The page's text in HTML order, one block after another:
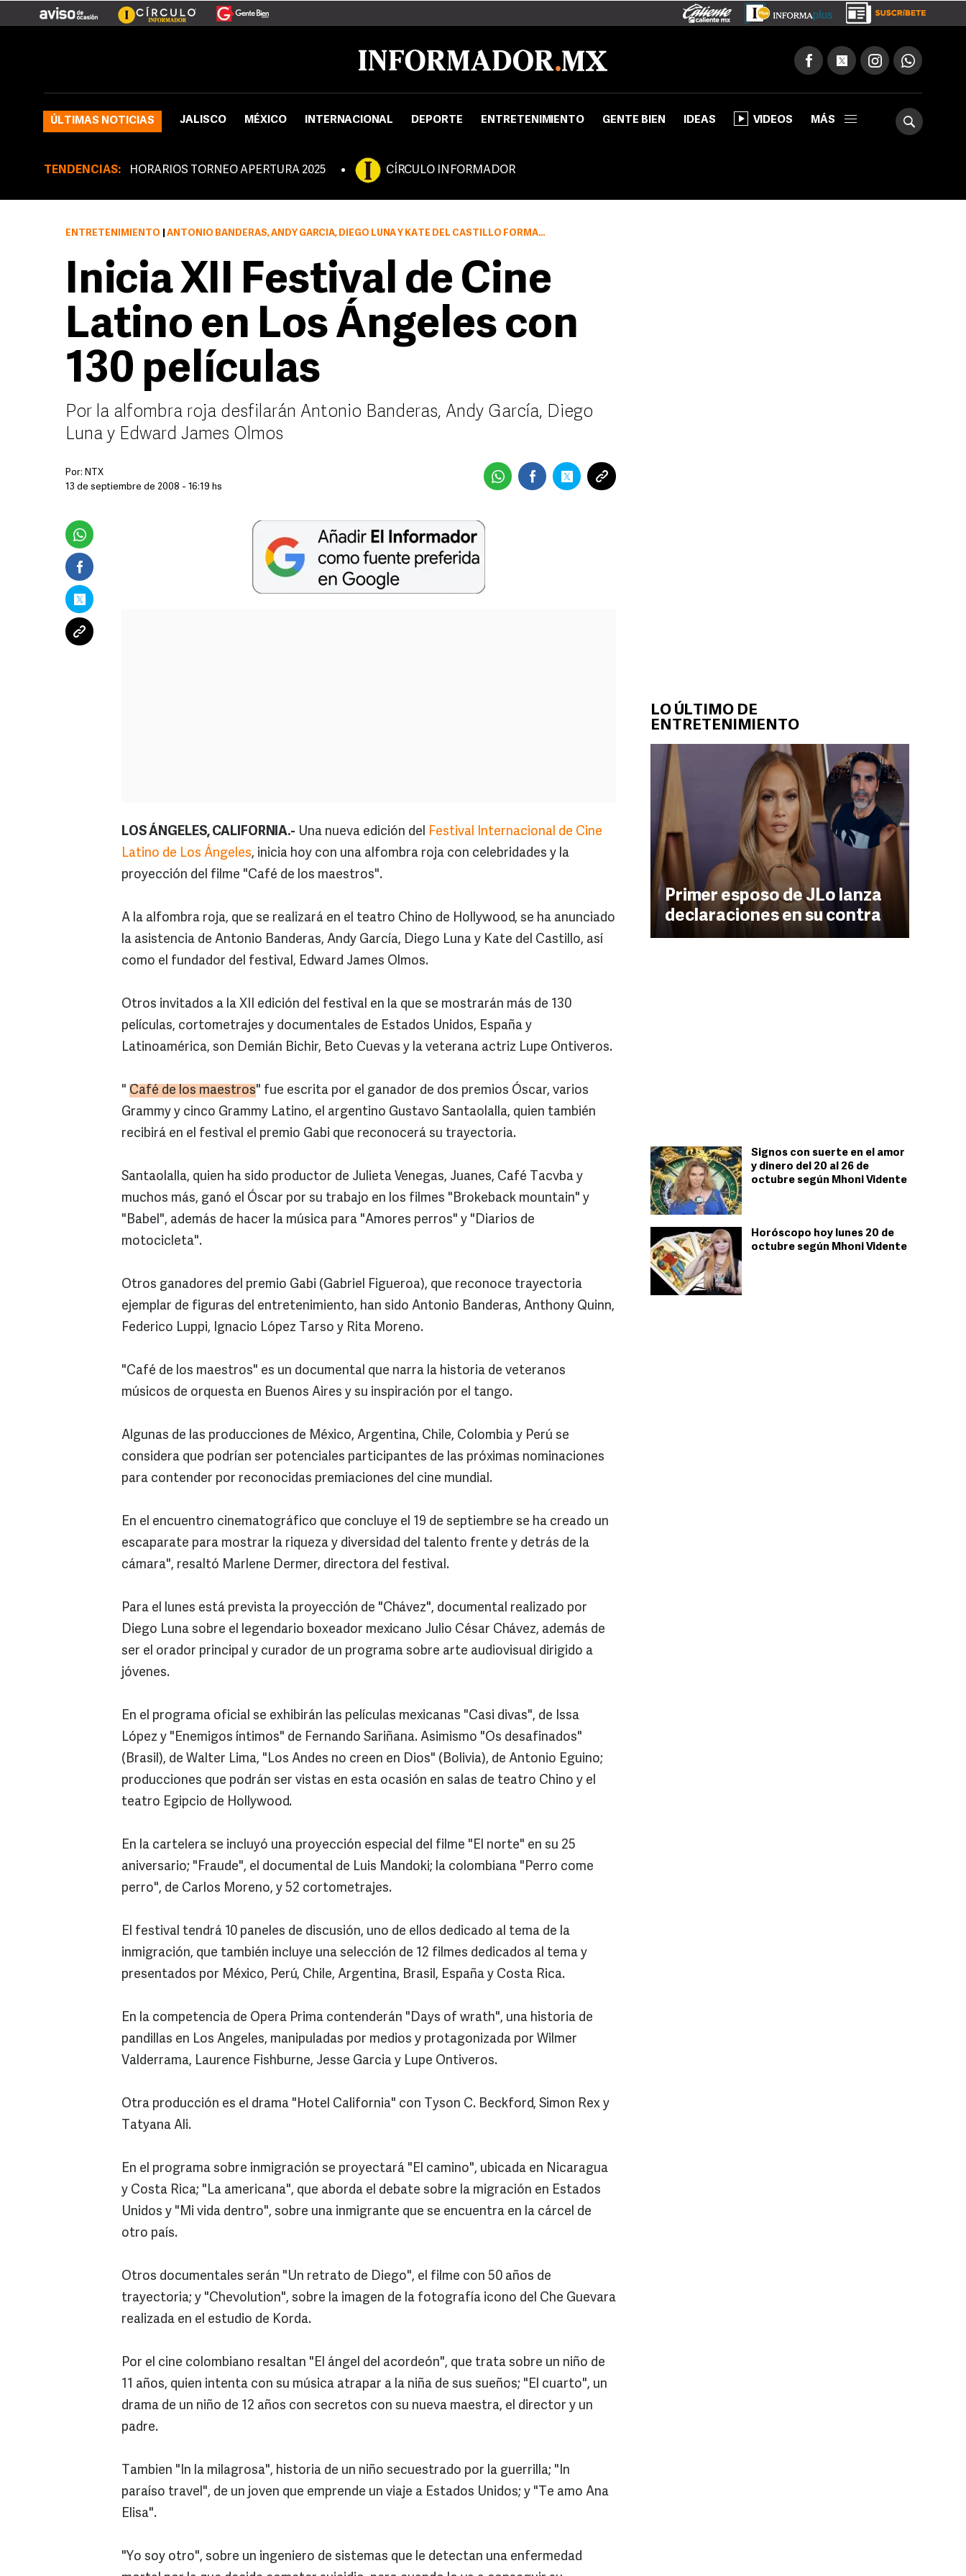
ÚLTIMAS NOTICIAS JALISCO MÉXICO INTERNACIONAL DEPORTE ENTRETENIMIENTO GENTE BIEN IDEAS VIDEOS MÁS
TENDENCIAS: HORARIOS TORNEO APERTURA 2025 CÍRCULO INFORMADOR
LO ÚLTIMO DE
ENTRETENIMIENTO
Primer esposo de JLo lanza
declaraciones en su contra
Signos con suerte en el amor
y dinero del 20 al 26 de
octubre según Mhoni Vidente
Horóscopo hoy lunes 20 de
octubre según Mhoni Vidente
ENTRETENIMIENTO ANTONIO BANDERAS, ANDY GARCÍA, DIEGO LUNA Y KATE DEL CASTILLO FORMARÁN PARTE DEL ELENCO
Inicia XII Festival de Cine
Latino en Los Ángeles con
130 películas
Por la alfombra roja desfilarán Antonio Banderas, Andy García, Diego
Luna y Edward James Olmos
Por: NTX
13 de septiembre de 2008 - 16:19 hs
LOS ÁNGELES, CALIFORNIA.- Una nueva edición del Festival Internacional de Cine
Latino de Los Ángeles, inicia hoy con una alfombra roja con celebridades y la
proyección del filme "Café de los maestros".
A la alfombra roja, que se realizará en el teatro Chino de Hollywood, se ha anunciado
la asistencia de Antonio Banderas, Andy García, Diego Luna y Kate del Castillo, así
como el fundador del festival, Edward James Olmos.
Otros invitados a la XII edición del festival en la que se mostrarán más de 130
películas, cortometrajes y documentales de Estados Unidos, España y
Latinoamérica, son Demián Bichir, Beto Cuevas y la veterana actriz Lupe Ontiveros.
" Café de los maestros" fue escrita por el ganador de dos premios Óscar, varios
Grammy y cinco Grammy Latino, el argentino Gustavo Santaolalla, quien también
recibirá en el festival el premio Gabi que reconocerá su trayectoria.
Santaolalla, quien ha sido productor de Julieta Venegas, Juanes, Café Tacvba y
muchos más, ganó el Óscar por su trabajo en los filmes "Brokeback mountain" y
"Babel", además de hacer la música para "Amores perros" y "Diarios de
motocicleta".
Otros ganadores del premio Gabi (Gabriel Figueroa), que reconoce trayectoria
ejemplar de figuras del entretenimiento, han sido Antonio Banderas, Anthony Quinn,
Federico Luppi, Ignacio López Tarso y Rita Moreno.
"Café de los maestros" es un documental que narra la historia de veteranos
músicos de orquesta en Buenos Aires y su inspiración por el tango.
Algunas de las producciones de México, Argentina, Chile, Colombia y Perú se
considera que podrían ser potenciales participantes de las próximas nominaciones
para contender por reconocidas premiaciones del cine mundial.
En el encuentro cinematográfico que concluye el 19 de septiembre se ha creado un
escaparate para mostrar la riqueza y diversidad del talento frente y detrás de la
cámara", resaltó Marlene Dermer, directora del festival.
Para el lunes está prevista la proyección de "Chávez", documental realizado por
Diego Luna sobre el legendario boxeador mexicano Julio César Chávez, además de
ser el orador principal y curador de un programa sobre arte audiovisual dirigido a
jóvenes.
En el programa oficial se exhibirán las películas mexicanas "Casi divas", de Issa
López y "Enemigos íntimos" de Fernando Sariñana. Asimismo "Os desafinados"
(Brasil), de Walter Lima, "Los Andes no creen en Dios" (Bolivia), de Antonio Eguino;
producciones que podrán ser vistas en esta ocasión en salas de teatro Chino y el
teatro Egipcio de Hollywood.
En la cartelera se incluyó una proyección especial del filme "El norte" en su 25
aniversario; "Fraude", el documental de Luis Mandoki; la colombiana "Perro come
perro", de Carlos Moreno, y 52 cortometrajes.
El festival tendrá 10 paneles de discusión, uno de ellos dedicado al tema de la
inmigración, que también incluye una selección de 12 filmes dedicados al tema y
presentados por México, Perú, Chile, Argentina, Brasil, España y Costa Rica.
En la competencia de Opera Prima contenderán "Days of wrath", una historia de
pandillas en Los Angeles, manipuladas por medios y protagonizada por Wilmer
Valderrama, Laurence Fishburne, Jesse Garcia y Lupe Ontiveros.
Otra producción es el drama "Hotel California" con Tyson C. Beckford, Simon Rex y
Tatyana Ali.
En el programa sobre inmigración se proyectará "El camino", ubicada en Nicaragua
y Costa Rica; "La americana", que aborda el debate sobre la migración en Estados
Unidos y "Mi vida dentro", sobre una inmigrante que se encuentra en la cárcel de
otro país.
Otros documentales serán "Un retrato de Diego", el filme con 50 años de
trayectoria; y "Chevolution", sobre la imagen de la fotografía icono del Che Guevara
realizada en el estudio de Korda.
Por el cine colombiano resaltan "El ángel del acordeón", que trata sobre un niño de
11 años, quien intenta con su música atrapar a la niña de sus sueños; "El cuarto", un
drama de un niño de 12 años con secretos con su nueva maestra, el director y un
padre.
Tambien "In la milagrosa", historia de un niño secuestrado por la guerrilla; "In
paraíso travel", de un joven que emprende un viaje a Estados Unidos; y "Te amo Ana
Elisa".
"Yo soy otro", sobre un ingeniero de sistemas que le detectan una enfermedad